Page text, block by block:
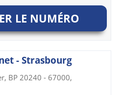
LE NUMÉRO
- Strasbourg
BP 20240 - 67000,